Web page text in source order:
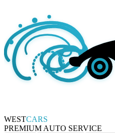
WESTCARS
PREMIUM AUTO SERVICE